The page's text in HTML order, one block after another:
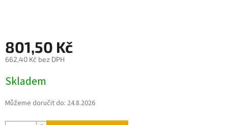
801,50 Kč
662,40 Kč bez DPH
cena:
Skladem
Můžeme doručit do: 24.8.2026